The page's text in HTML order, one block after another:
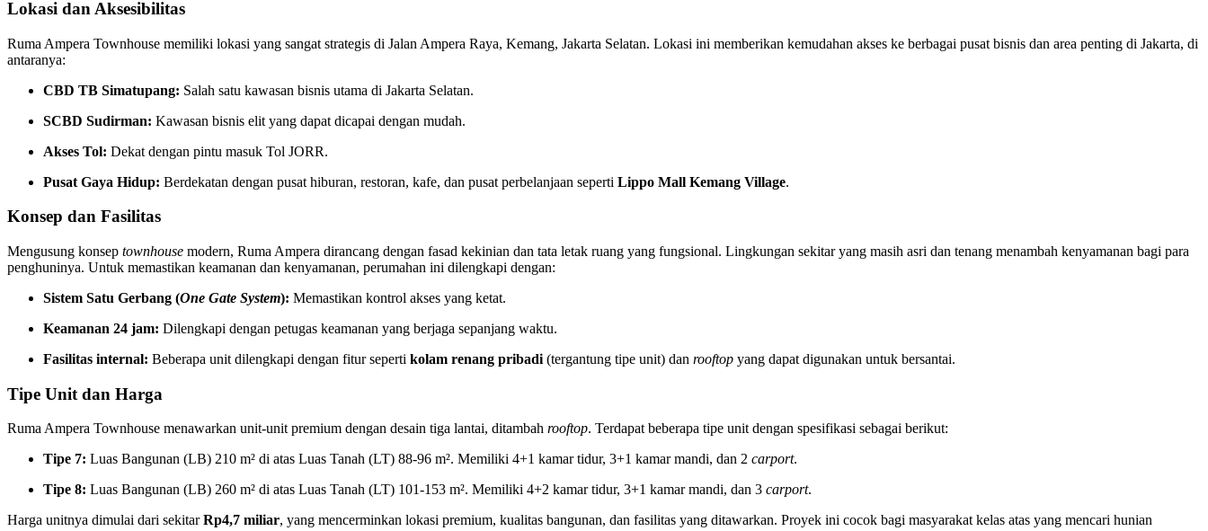
Lokasi dan Aksesibilitas
Ruma Ampera Townhouse memiliki lokasi yang sangat strategis di Jalan Ampera Raya, Kemang, Jakarta Selatan. Lokasi ini memberikan kemudahan akses ke berbagai pusat bisnis dan area penting di Jakarta, di
antaranya:
CBD TB Simatupang: Salah satu kawasan bisnis utama di Jakarta Selatan.
SCBD Sudirman: Kawasan bisnis elit yang dapat dicapai dengan mudah.
Akses Tol: Dekat dengan pintu masuk Tol JORR.
Pusat Gaya Hidup: Berdekatan dengan pusat hiburan, restoran, kafe, dan pusat perbelanjaan seperti Lippo Mall Kemang Village.
Konsep dan Fasilitas
Mengusung konsep townhouse modern, Ruma Ampera dirancang dengan fasad kekinian dan tata letak ruang yang fungsional. Lingkungan sekitar yang masih asri dan tenang menambah kenyamanan bagi para
penghuninya. Untuk memastikan keamanan dan kenyamanan, perumahan ini dilengkapi dengan:
Sistem Satu Gerbang (One Gate System): Memastikan kontrol akses yang ketat.
Keamanan 24 jam: Dilengkapi dengan petugas keamanan yang berjaga sepanjang waktu.
Fasilitas internal: Beberapa unit dilengkapi dengan fitur seperti kolam renang pribadi (tergantung tipe unit) dan rooftop yang dapat digunakan untuk bersantai.
Tipe Unit dan Harga
Ruma Ampera Townhouse menawarkan unit-unit premium dengan desain tiga lantai, ditambah rooftop. Terdapat beberapa tipe unit dengan spesifikasi sebagai berikut:
Tipe 7: Luas Bangunan (LB) 210 m² di atas Luas Tanah (LT) 88-96 m². Memiliki 4+1 kamar tidur, 3+1 kamar mandi, dan 2 carport.
Tipe 8: Luas Bangunan (LB) 260 m² di atas Luas Tanah (LT) 101-153 m². Memiliki 4+2 kamar tidur, 3+1 kamar mandi, dan 3 carport.
Harga unitnya dimulai dari sekitarRp4,7 miliar, yang mencerminkan lokasi premium, kualitas bangunan, dan fasilitas yang ditawarkan. Proyek ini cocok bagi masyarakat kelas atas yang mencari hunian